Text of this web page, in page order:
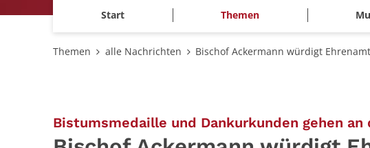
Start Themen
Themen alle Nachrichten Bischof Ackermann würdigt
Bistumsmedaille und Dankurkunden gehen